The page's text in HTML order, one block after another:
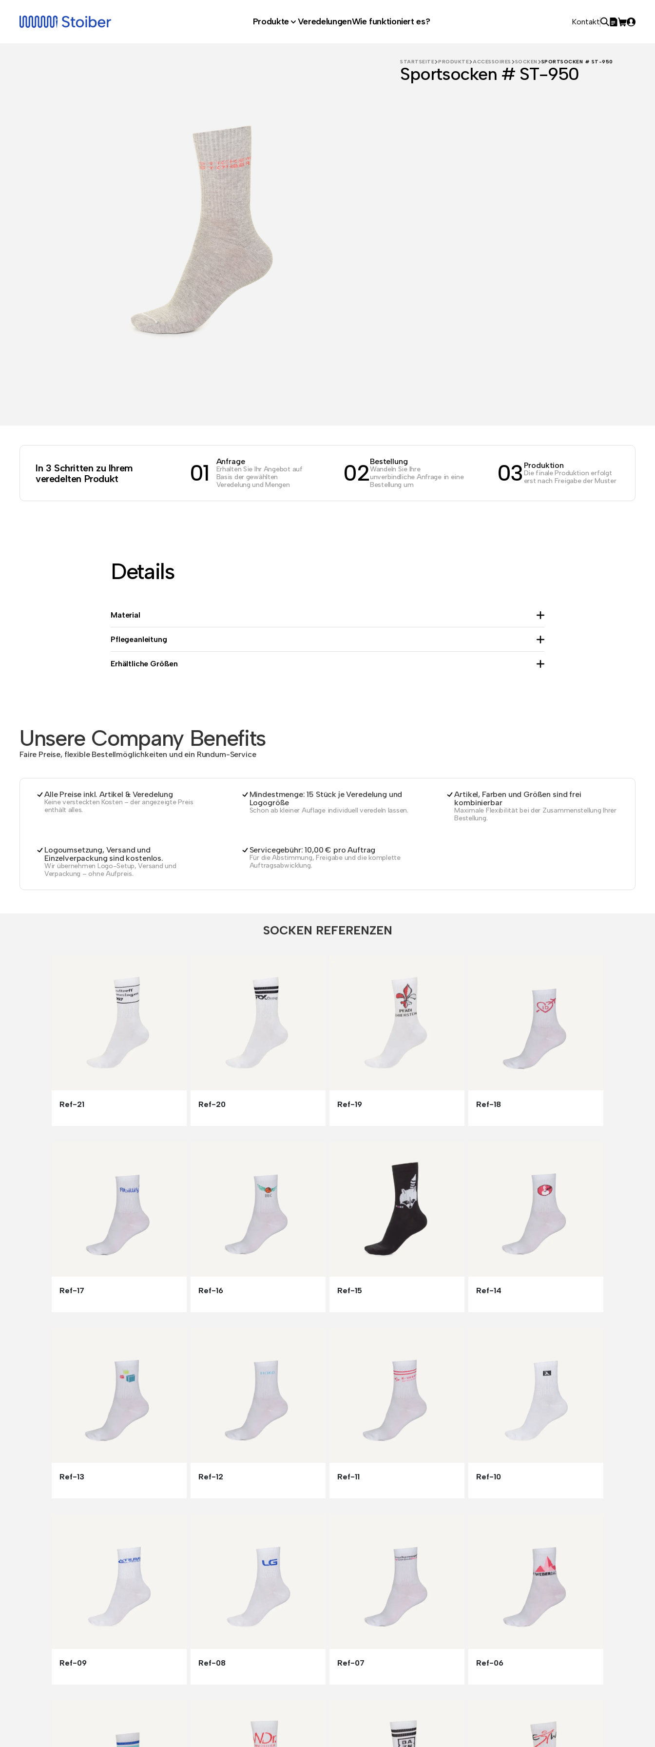
Produkte VeredelungenWie funktioniert es? Kontakt
STARTSEITE PRODUKTE ACCESSOIRES SOCKEN SPORTSOCKEN # ST-950
Sportsocken # ST-950
In 3 Schritten zu Ihrem
veredelten Produkt
01 Anfrage
Erhalten Sie Ihr Angebot auf
Basis der gewählten
Veredelung und Mengen
02Bestellung
Wandeln Sie Ihre
unverbindliche Anfrage in eine
Bestellung um
03 Produktion
Die finale Produktion erfolgt
erst nach Freigabe der Muster
Details
Material
Pflegeanleitung
Erhältliche Größen
Unsere Company Benefits
Faire Preise, flexible Bestellmöglichkeiten und ein Rundum-Service
Alle Preise inkl. Artikel & Veredelung
Keine versteckten Kosten – der angezeigte Preis
enthält alles.
Mindestmenge: 15 Stück je Veredelung und
Logogröße
Schon ab kleiner Auflage individuell veredeln lassen.
Artikel, Farben und Größen sind frei
kombinierbar
Maximale Flexibilität bei der Zusammenstellung Ihrer
Bestellung.
Logoumsetzung, Versand und
Einzelverpackung sind kostenlos.
Wir übernehmen Logo-Setup, Versand und
Verpackung – ohne Aufpreis.
Servicegebühr: 10,00 € pro Auftrag
Für die Abstimmung, Freigabe und die komplette
Auftragsabwicklung.
SOCKEN REFEREN​ZEN
Ref-21 Ref-20 Ref-19 Ref-18
Ref-17 Ref-16 Ref-15 Ref-14
Ref-13 Ref-12 Ref-11 Ref-10
Ref-09 Ref-08 Ref-07 Ref-06